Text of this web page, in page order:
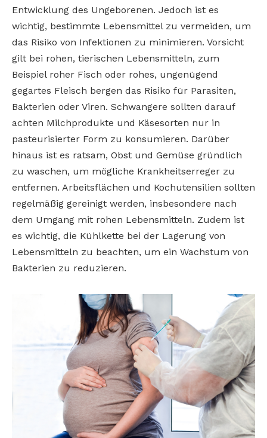
Entwicklung des Ungeborenen. Jedoch ist es
wichtig, bestimmte Lebensmittel zu vermeiden, um
das Risiko von Infektionen zu minimieren. Vorsicht
gilt bei rohen, tierischen Lebensmitteln, zum
Beispiel roher Fisch oder rohes, ungenügend
gegartes Fleisch bergen das Risiko für Parasiten,
Bakterien oder Viren. Schwangere sollten darauf
achten Milchprodukte und Käsesorten nur in
pasteurisierter Form zu konsumieren. Darüber
hinaus ist es ratsam, Obst und Gemüse gründlich
zu waschen, um mögliche Krankheitserreger zu
entfernen. Arbeitsflächen und Kochutensilien sollten
regelmäßig gereinigt werden, insbesondere nach
dem Umgang mit rohen Lebensmitteln. Zudem ist
es wichtig, die Kühlkette bei der Lagerung von
Lebensmitteln zu beachten, um ein Wachstum von
Bakterien zu reduzieren.